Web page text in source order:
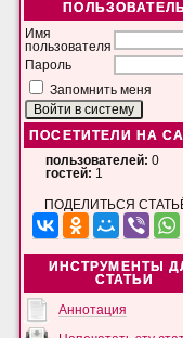
Имя
пользователя
Пароль
Запомнить меня
ПОСЕТИТЕЛИ НА
пользователей: 0
гостей: 1
ПОДЕЛИТЬСЯ
ИНСТРУМЕНТЫ
СТАТЬИ
Аннотация